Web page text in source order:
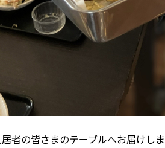
者の皆さまのテーブルへお届けしま